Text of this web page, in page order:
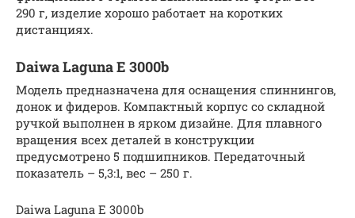
290 г, изделие хорошо работает на коротких
дистанциях.
Daiwa Laguna E 3000b
Модель предназначена для оснащения спиннингов,
донок и фидеров. Компактный корпус со складной
ручкой выполнен в ярком дизайне. Для плавного
вращения всех деталей в конструкции
предусмотрено 5 подшипников. Передаточный
показатель – 5,3:1, вес – 250 г.
Daiwa Laguna E 3000b